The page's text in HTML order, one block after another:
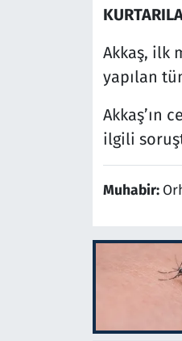
Akkaş, ilk
yapılan
Akkaş’ın
ilgili
Muhabir: